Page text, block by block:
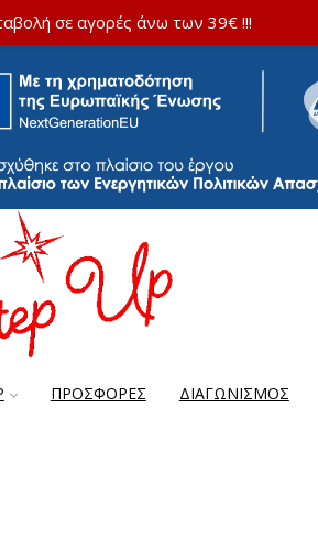
ΠΡΟΣΦΟΡΈΣ ΔΙΑΓΩΝΙΣΜΌΣ
σε αγορές άνω των 39€ !!!